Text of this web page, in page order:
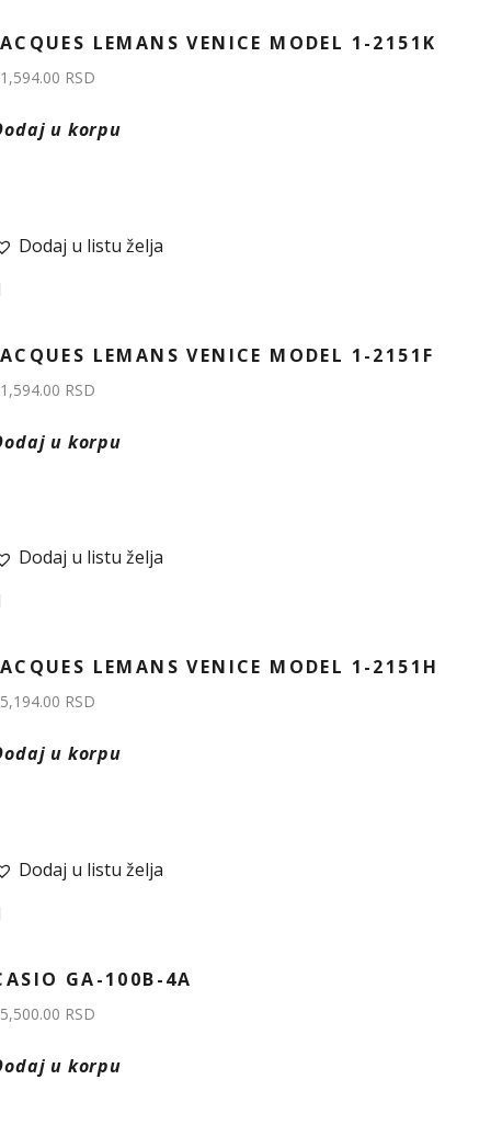
LEMANS VENICE MODEL 1-2151K
RSD
u korpu
Dodaj u listu želja
LEMANS VENICE MODEL 1-2151F
RSD
u korpu
Dodaj u listu želja
LEMANS VENICE MODEL 1-2151H
RSD
u korpu
Dodaj u listu želja
GA-100B-4A
RSD
u korpu